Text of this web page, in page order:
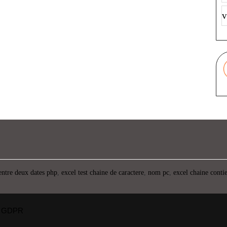
deux dates php excel test chaine de caractere nom pc excel chaine